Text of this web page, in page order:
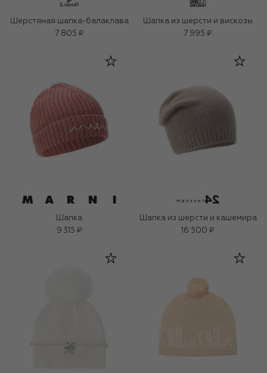
Шерстяная шапка-балаклава
7 805 ₽
Шапка из шерсти и вискозы
7 995 ₽
Шапка
9 315 ₽
Шапка из шерсти и кашемира
16 500 ₽